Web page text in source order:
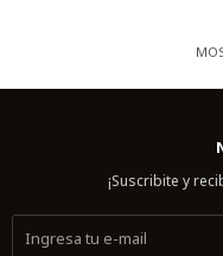
¡Suscribite y